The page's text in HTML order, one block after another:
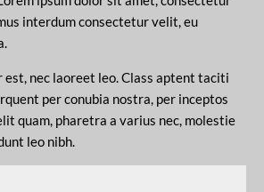
interdum consectetur velit, eu
nec laoreet leo. Class aptent taciti
per conubia nostra, per inceptos
quam, pharetra a varius nec, molestie
leo nibh.